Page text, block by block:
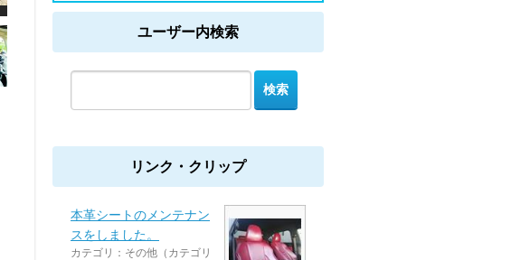
ユーザー内検索
リンク・クリップ
本革シートのメンテナン
スをしました。
カテゴリ：その他（カテゴリ